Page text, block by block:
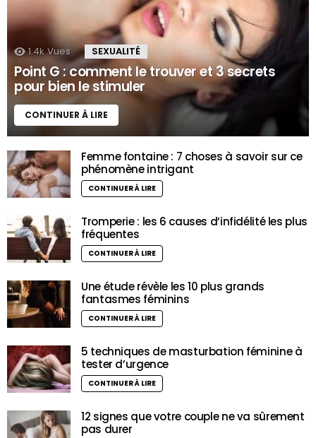
1.4k Vues SEXUALITÉ
Point G : comment le trouver et 3 secrets
pour bien le stimuler
CONTINUER À LIRE
Femme fontaine : 7 choses à savoir sur ce
phénomène intrigant
CONTINUER À LIRE
Tromperie : les 6 causes d’infidélité les plus
fréquentes
CONTINUER À LIRE
Une étude révèle les 10 plus grands
fantasmes féminins
CONTINUER À LIRE
5 techniques de masturbation féminine à
tester d’urgence
CONTINUER À LIRE
12 signes que votre couple ne va sûrement
pas durer